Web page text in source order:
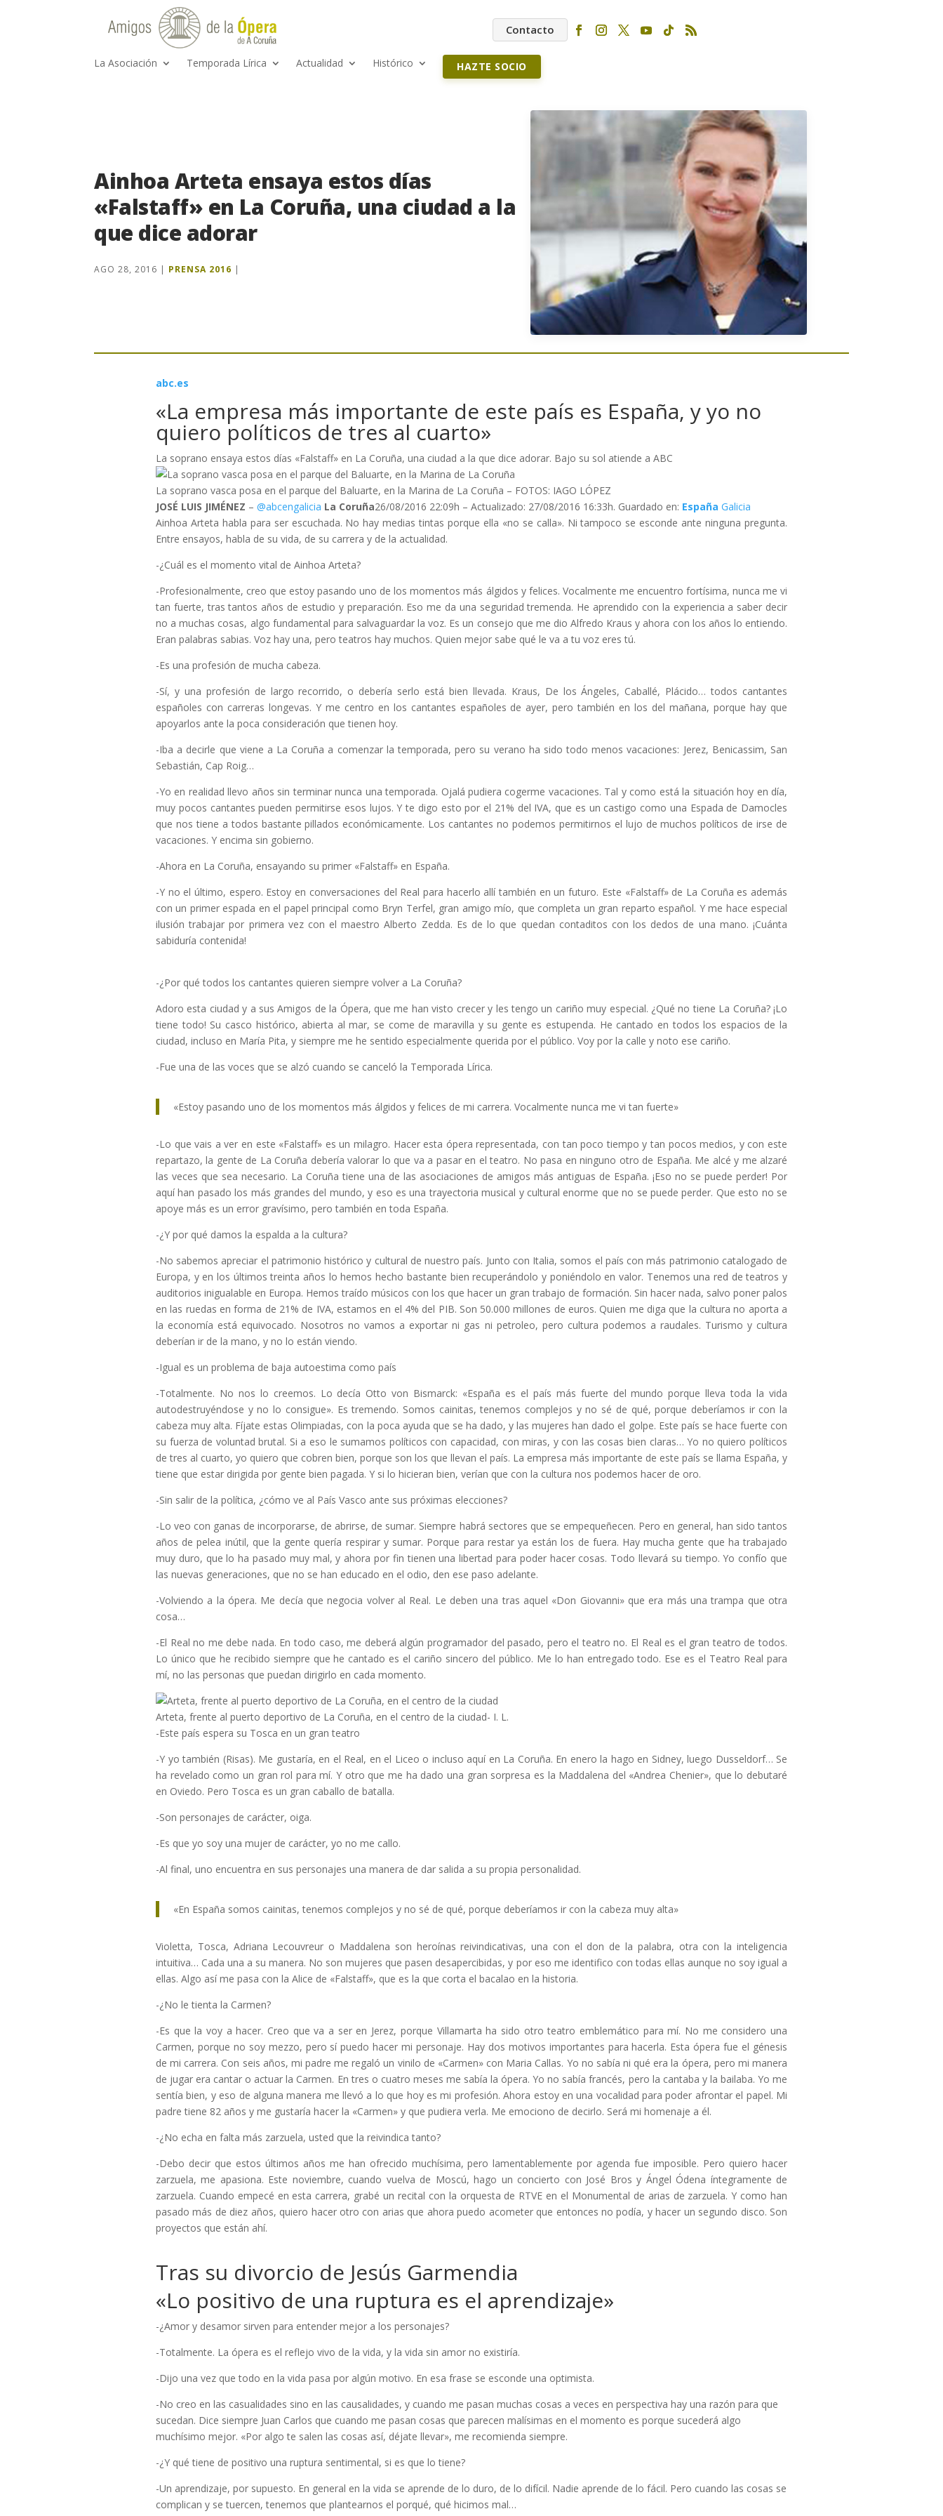
Contacto
La Asociación Temporada Lírica Actualidad Histórico HAZTE SOCIO
Ainhoa Arteta ensaya estos días
«Falstaff» en La Coruña, una ciudad a la
que dice adorar
AGO 28, 2016 | PRENSA 2016 |
abc.es
«La empresa más importante de este país es España, y yo no
quiero políticos de tres al cuarto»
La soprano ensaya estos días «Falstaff» en La Coruña, una ciudad a la que dice adorar. Bajo su sol atiende a ABC
La soprano vasca posa en el parque del Baluarte, en la Marina de La Coruña – FOTOS: IAGO LÓPEZ
JOSÉ LUIS JIMÉNEZ – @abcengalicia La Coruña26/08/2016 22:09h – Actualizado: 27/08/2016 16:33h. Guardado en: España Galicia
Ainhoa Arteta habla para ser escuchada. No hay medias tintas porque ella «no se calla». Ni tampoco se esconde ante ninguna pregunta.
Entre ensayos, habla de su vida, de su carrera y de la actualidad.
-¿Cuál es el momento vital de Ainhoa Arteta?
-Profesionalmente, creo que estoy pasando uno de los momentos más álgidos y felices. Vocalmente me encuentro fortísima, nunca me vi
tan fuerte, tras tantos años de estudio y preparación. Eso me da una seguridad tremenda. He aprendido con la experiencia a saber decir
no a muchas cosas, algo fundamental para salvaguardar la voz. Es un consejo que me dio Alfredo Kraus y ahora con los años lo entiendo.
Eran palabras sabias. Voz hay una, pero teatros hay muchos. Quien mejor sabe qué le va a tu voz eres tú.
-Es una profesión de mucha cabeza.
-Sí, y una profesión de largo recorrido, o debería serlo está bien llevada. Kraus, De los Ángeles, Caballé, Plácido… todos cantantes
españoles con carreras longevas. Y me centro en los cantantes españoles de ayer, pero también en los del mañana, porque hay que
apoyarlos ante la poca consideración que tienen hoy.
-Iba a decirle que viene a La Coruña a comenzar la temporada, pero su verano ha sido todo menos vacaciones: Jerez, Benicassim, San
Sebastián, Cap Roig…
-Yo en realidad llevo años sin terminar nunca una temporada. Ojalá pudiera cogerme vacaciones. Tal y como está la situación hoy en día,
muy pocos cantantes pueden permitirse esos lujos. Y te digo esto por el 21% del IVA, que es un castigo como una Espada de Damocles
que nos tiene a todos bastante pillados económicamente. Los cantantes no podemos permitirnos el lujo de muchos políticos de irse de
vacaciones. Y encima sin gobierno.
-Ahora en La Coruña, ensayando su primer «Falstaff» en España.
-Y no el último, espero. Estoy en conversaciones del Real para hacerlo allí también en un futuro. Este «Falstaff» de La Coruña es además
con un primer espada en el papel principal como Bryn Terfel, gran amigo mío, que completa un gran reparto español. Y me hace especial
ilusión trabajar por primera vez con el maestro Alberto Zedda. Es de lo que quedan contaditos con los dedos de una mano. ¡Cuánta
sabiduría contenida!
-¿Por qué todos los cantantes quieren siempre volver a La Coruña?
Adoro esta ciudad y a sus Amigos de la Ópera, que me han visto crecer y les tengo un cariño muy especial. ¿Qué no tiene La Coruña? ¡Lo
tiene todo! Su casco histórico, abierta al mar, se come de maravilla y su gente es estupenda. He cantado en todos los espacios de la
ciudad, incluso en María Pita, y siempre me he sentido especialmente querida por el público. Voy por la calle y noto ese cariño.
-Fue una de las voces que se alzó cuando se canceló la Temporada Lírica.
«Estoy pasando uno de los momentos más álgidos y felices de mi carrera. Vocalmente nunca me vi tan fuerte»
-Lo que vais a ver en este «Falstaff» es un milagro. Hacer esta ópera representada, con tan poco tiempo y tan pocos medios, y con este
repartazo, la gente de La Coruña debería valorar lo que va a pasar en el teatro. No pasa en ninguno otro de España. Me alcé y me alzaré
las veces que sea necesario. La Coruña tiene una de las asociaciones de amigos más antiguas de España. ¡Eso no se puede perder! Por
aquí han pasado los más grandes del mundo, y eso es una trayectoria musical y cultural enorme que no se puede perder. Que esto no se
apoye más es un error gravísimo, pero también en toda España.
-¿Y por qué damos la espalda a la cultura?
-No sabemos apreciar el patrimonio histórico y cultural de nuestro país. Junto con Italia, somos el país con más patrimonio catalogado de
Europa, y en los últimos treinta años lo hemos hecho bastante bien recuperándolo y poniéndolo en valor. Tenemos una red de teatros y
auditorios inigualable en Europa. Hemos traído músicos con los que hacer un gran trabajo de formación. Sin hacer nada, salvo poner palos
en las ruedas en forma de 21% de IVA, estamos en el 4% del PIB. Son 50.000 millones de euros. Quien me diga que la cultura no aporta a
la economía está equivocado. Nosotros no vamos a exportar ni gas ni petroleo, pero cultura podemos a raudales. Turismo y cultura
deberían ir de la mano, y no lo están viendo.
-Igual es un problema de baja autoestima como país
-Totalmente. No nos lo creemos. Lo decía Otto von Bismarck: «España es el país más fuerte del mundo porque lleva toda la vida
autodestruyéndose y no lo consigue». Es tremendo. Somos cainitas, tenemos complejos y no sé de qué, porque deberíamos ir con la
cabeza muy alta. Fíjate estas Olimpiadas, con la poca ayuda que se ha dado, y las mujeres han dado el golpe. Este país se hace fuerte con
su fuerza de voluntad brutal. Si a eso le sumamos políticos con capacidad, con miras, y con las cosas bien claras… Yo no quiero políticos
de tres al cuarto, yo quiero que cobren bien, porque son los que llevan el país. La empresa más importante de este país se llama España, y
tiene que estar dirigida por gente bien pagada. Y si lo hicieran bien, verían que con la cultura nos podemos hacer de oro.
-Sin salir de la política, ¿cómo ve al País Vasco ante sus próximas elecciones?
-Lo veo con ganas de incorporarse, de abrirse, de sumar. Siempre habrá sectores que se empequeñecen. Pero en general, han sido tantos
años de pelea inútil, que la gente quería respirar y sumar. Porque para restar ya están los de fuera. Hay mucha gente que ha trabajado
muy duro, que lo ha pasado muy mal, y ahora por fin tienen una libertad para poder hacer cosas. Todo llevará su tiempo. Yo confío que
las nuevas generaciones, que no se han educado en el odio, den ese paso adelante.
-Volviendo a la ópera. Me decía que negocia volver al Real. Le deben una tras aquel «Don Giovanni» que era más una trampa que otra
cosa…
-El Real no me debe nada. En todo caso, me deberá algún programador del pasado, pero el teatro no. El Real es el gran teatro de todos.
Lo único que he recibido siempre que he cantado es el cariño sincero del público. Me lo han entregado todo. Ese es el Teatro Real para
mí, no las personas que puedan dirigirlo en cada momento.
Arteta, frente al puerto deportivo de La Coruña, en el centro de la ciudad- I. L.
-Este país espera su Tosca en un gran teatro
-Y yo también (Risas). Me gustaría, en el Real, en el Liceo o incluso aquí en La Coruña. En enero la hago en Sidney, luego Dusseldorf… Se
ha revelado como un gran rol para mí. Y otro que me ha dado una gran sorpresa es la Maddalena del «Andrea Chenier», que lo debutaré
en Oviedo. Pero Tosca es un gran caballo de batalla.
-Son personajes de carácter, oiga.
-Es que yo soy una mujer de carácter, yo no me callo.
-Al final, uno encuentra en sus personajes una manera de dar salida a su propia personalidad.
«En España somos cainitas, tenemos complejos y no sé de qué, porque deberíamos ir con la cabeza muy alta»
Violetta, Tosca, Adriana Lecouvreur o Maddalena son heroínas reivindicativas, una con el don de la palabra, otra con la inteligencia
intuitiva… Cada una a su manera. No son mujeres que pasen desapercibidas, y por eso me identifico con todas ellas aunque no soy igual a
ellas. Algo así me pasa con la Alice de «Falstaff», que es la que corta el bacalao en la historia.
-¿No le tienta la Carmen?
-Es que la voy a hacer. Creo que va a ser en Jerez, porque Villamarta ha sido otro teatro emblemático para mí. No me considero una
Carmen, porque no soy mezzo, pero sí puedo hacer mi personaje. Hay dos motivos importantes para hacerla. Esta ópera fue el génesis
de mi carrera. Con seis años, mi padre me regaló un vinilo de «Carmen» con Maria Callas. Yo no sabía ni qué era la ópera, pero mi manera
de jugar era cantar o actuar la Carmen. En tres o cuatro meses me sabía la ópera. Yo no sabía francés, pero la cantaba y la bailaba. Yo me
sentía bien, y eso de alguna manera me llevó a lo que hoy es mi profesión. Ahora estoy en una vocalidad para poder afrontar el papel. Mi
padre tiene 82 años y me gustaría hacer la «Carmen» y que pudiera verla. Me emociono de decirlo. Será mi homenaje a él.
-¿No echa en falta más zarzuela, usted que la reivindica tanto?
-Debo decir que estos últimos años me han ofrecido muchísima, pero lamentablemente por agenda fue imposible. Pero quiero hacer
zarzuela, me apasiona. Este noviembre, cuando vuelva de Moscú, hago un concierto con José Bros y Ángel Ódena íntegramente de
zarzuela. Cuando empecé en esta carrera, grabé un recital con la orquesta de RTVE en el Monumental de arias de zarzuela. Y como han
pasado más de diez años, quiero hacer otro con arias que ahora puedo acometer que entonces no podía, y hacer un segundo disco. Son
proyectos que están ahí.
Tras su divorcio de Jesús Garmendia
«Lo positivo de una ruptura es el aprendizaje»
-¿Amor y desamor sirven para entender mejor a los personajes?
-Totalmente. La ópera es el reflejo vivo de la vida, y la vida sin amor no existiría.
-Dijo una vez que todo en la vida pasa por algún motivo. En esa frase se esconde una optimista.
-No creo en las casualidades sino en las causalidades, y cuando me pasan muchas cosas a veces en perspectiva hay una razón para que
sucedan. Dice siempre Juan Carlos que cuando me pasan cosas que parecen malísimas en el momento es porque sucederá algo
muchísimo mejor. «Por algo te salen las cosas así, déjate llevar», me recomienda siempre.
-¿Y qué tiene de positivo una ruptura sentimental, si es que lo tiene?
-Un aprendizaje, por supuesto. En general en la vida se aprende de lo duro, de lo difícil. Nadie aprende de lo fácil. Pero cuando las cosas se
complican y se tuercen, tenemos que plantearnos el porqué, qué hicimos mal…